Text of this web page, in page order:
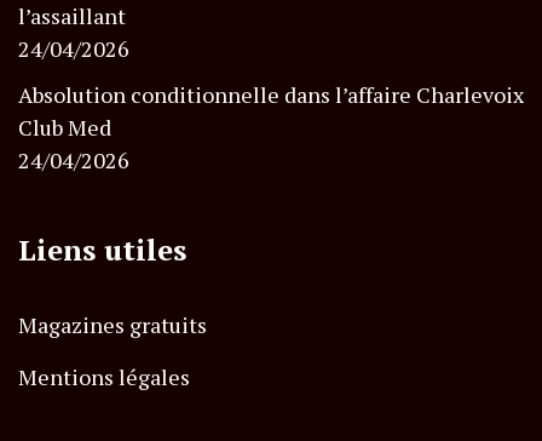
l’assaillant
24/04/2026
Absolution conditionnelle dans l’affaire Charlevoix
Club Med
24/04/2026
Liens utiles
Magazines gratuits
Mentions légales